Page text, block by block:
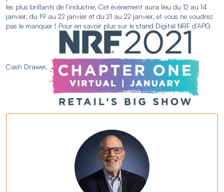
les plus brillants de l’industrie. Cet événement aura lieu du 12 au 14
janvier, du 19 au 22 janvier et du 21 au 22 janvier, et vous ne voudrez
pas le manquer ! Pour en savoir plus sur le stand Digital NRF d’APG
Cash Drawer.